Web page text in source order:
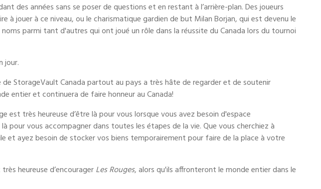
des années sans se poser de questions et en restant à l’arrière-plan. Des joueurs
à jouer à ce niveau, ou le charismatique gardien de but Milan Borjan, qui est devenu le
parmi tant d'autres qui ont joué un rôle dans la réussite du Canada lors du tournoi
jour.
de StorageVault Canada partout au pays a très hâte de regarder et de soutenir
entier et continuera de faire honneur au Canada!
très heureuse d’être là pour vous lorsque vous avez besoin d'espace
pour vous accompagner dans toutes les étapes de la vie. Que vous cherchiez à
et ayez besoin de stocker vos biens temporairement pour faire de la place à votre
heureuse d’encouragerLes Rouges, alors qu'ils affronteront le monde entier dans le